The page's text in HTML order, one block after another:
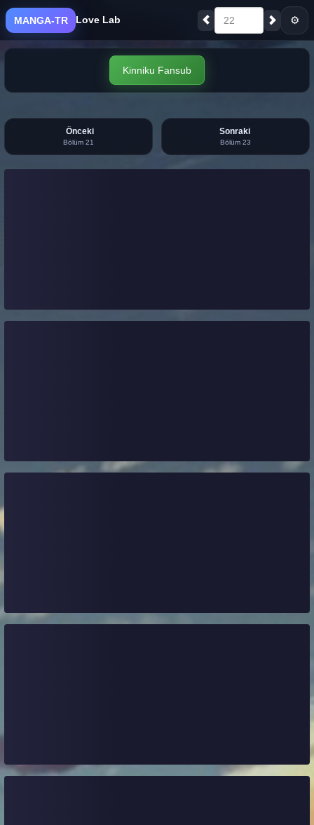
MANGA-TR Love Lab 22 ⚙
Kinniku Fansub
Önceki
Bölüm 21
Sonraki
Bölüm 23